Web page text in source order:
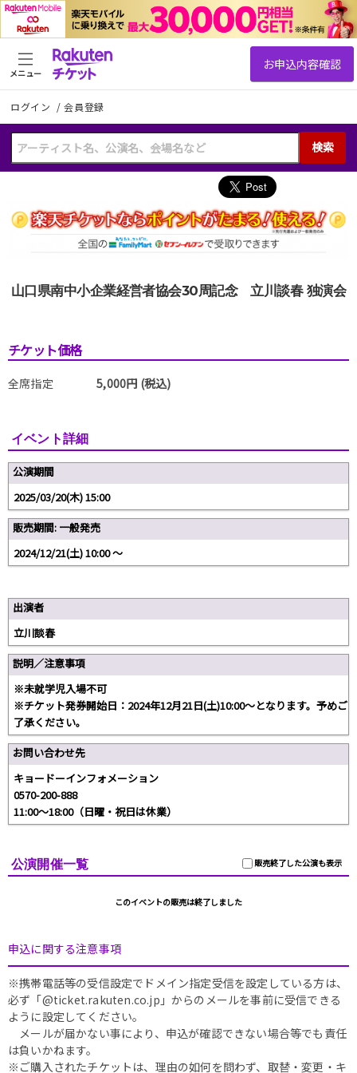
ログイン /会員登録
検索
メニュー
山口県南中小企業経営者協会30周記念 立川談春 独演会
チケット価格
全席指定 5,000円 (税込)
イベント詳細
公演期間
2025/03/20(木) 15:00
販売期間: 一般発売
2024/12/21(土) 10:00 〜
出演者
立川談春
説明／注意事項
※未就学児入場不可
※チケット発券開始日：2024年12月21日(土)10:00～となります。予めご
了承ください。
お問い合わせ先
キョードーインフォメーション
0570-200-888
11:00～18:00（日曜・祝日は休業）
販売終了した公演も表示
公演開催一覧
このイベントの販売は終了しました
申込に関する注意事項
※携帯電話等の受信設定でドメイン指定受信を設定している方は、
必ず「@ticket.rakuten.co.jp」からのメールを事前に受信できる
ように設定してください。
メールが届かない事により、申込が確認できない場合等でも責任
は負いかねます。
※ご購入されたチケットは、理由の如何を問わず、取替・変更・キ